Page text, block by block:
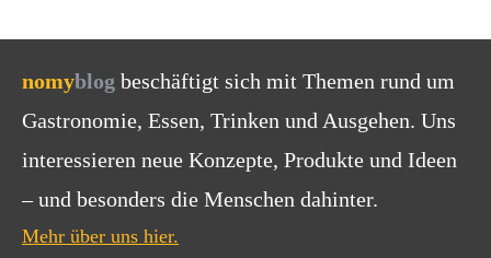
nomyblog beschäftigt sich mit Themen rund um
Gastronomie, Essen, Trinken und Ausgehen. Uns
interessieren neue Konzepte, Produkte und Ideen
– und besonders die Menschen dahinter.
Mehr über uns hier.